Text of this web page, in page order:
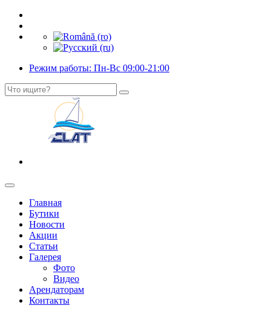
Режим работы: Пн-Вс 09:00-21:00
Главная
Бутики
Новости
Акции
Статьи
Галерея
Фото
Видео
Арендаторам
Контакты